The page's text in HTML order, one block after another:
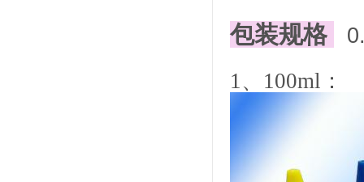
包装规格
1、 100ml ：